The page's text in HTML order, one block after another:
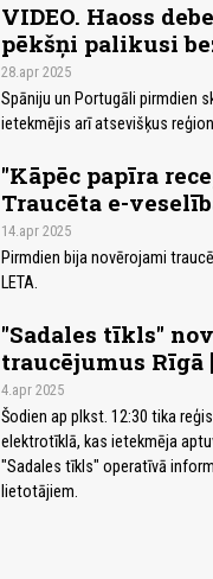
VIDEO. Haoss
pēkšņi palikusi
28.apr 2025
Spāniju un Portugāli pirmdien
ietekmējis arī atsevišķus
"Kāpēc papīra
Traucēta e-
14.apr 2025
Pirmdien bija novērojami
LETA.
"Sadales tīkls"
traucējumus
4.apr 2025
Šodien ap plkst. 12:30 tika
elektrotīklā, kas ietekmēja
"Sadales tīkls" operatīvā
lietotājiem.